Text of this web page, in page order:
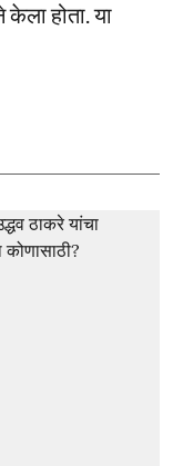
होता. या